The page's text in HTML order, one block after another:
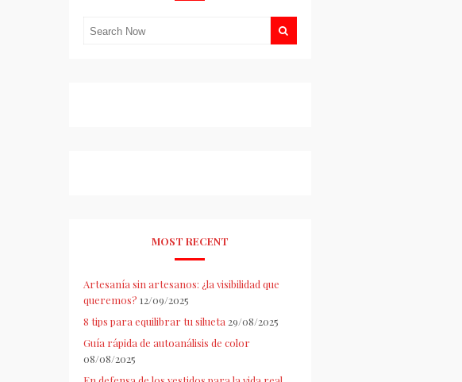
MOST RECENT
Artesanía sin artesanos: ¿la visibilidad que
queremos? 12/09/2025
8 tips para equilibrar tu silueta 29/08/2025
Guía rápida de autoanálisis de color
08/08/2025